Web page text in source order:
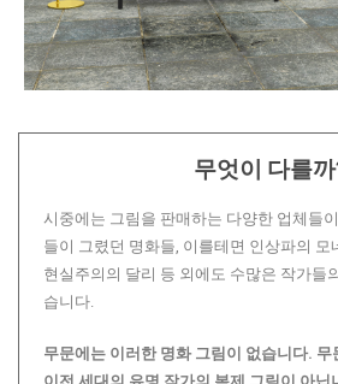
무엇이 다를까
시중에는 그림을 판매하는 다양한 업체들
들이 그렸던 명화들, 이를테면 인상파의 모
현실주의의 달리 등 외에도 수많은 작가들
습니다.
무문에는 이러한 명화 그림이 없습니다. 무